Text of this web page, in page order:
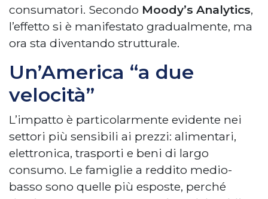
consumatori. Secondo Moody’s Analytics,
l’effetto si è manifestato gradualmente, ma
ora sta diventando strutturale.
Un’America “a due
velocità”
L’impatto è particolarmente evidente nei
settori più sensibili ai prezzi: alimentari,
elettronica, trasporti e beni di largo
consumo. Le famiglie a reddito medio-
basso sono quelle più esposte, perché